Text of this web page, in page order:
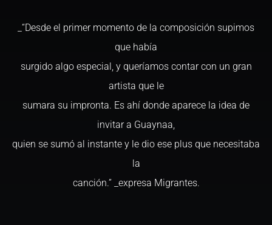
_“Desde el primer momento de la composición supimos
que había
surgido algo especial, y queríamos contar con un gran
artista que le
sumara su impronta. Es ahí donde aparece la idea de
invitar a Guaynaa,
quien se sumó al instante y le dio ese plus que necesitaba
la
canción.” _expresa Migrantes.